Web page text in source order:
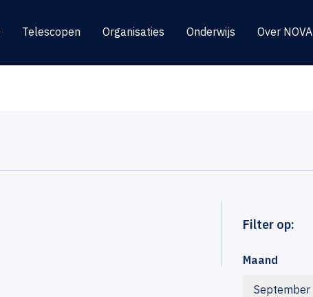
Telescopen Organisaties Onderwijs Over NOVA
Filter op:
Maand
September